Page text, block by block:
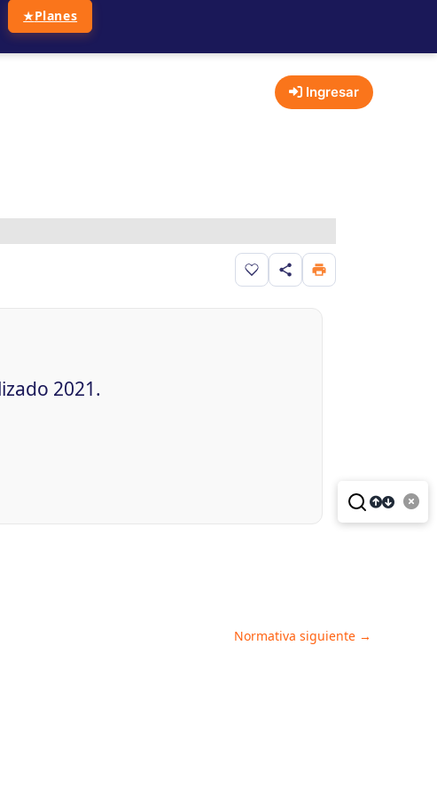
★Planes
Ingresar
Guardar en favoritos
2021.
Normativa siguiente →